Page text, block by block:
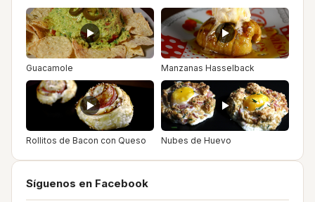
Guacamole Manzanas Hasselback
Rollitos de Bacon con Queso Nubes de Huevo
Síguenos en Facebook